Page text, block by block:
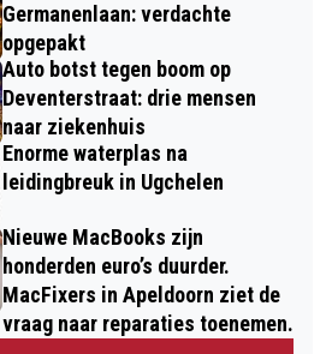
Germanenlaan: verdachte
opgepakt
Auto botst tegen boom op
Deventerstraat: drie mensen
naar ziekenhuis
Enorme waterplas na
leidingbreuk in Ugchelen
Nieuwe MacBooks zijn
honderden euro’s duurder.
MacFixers in Apeldoorn ziet de
vraag naar reparaties toenemen.